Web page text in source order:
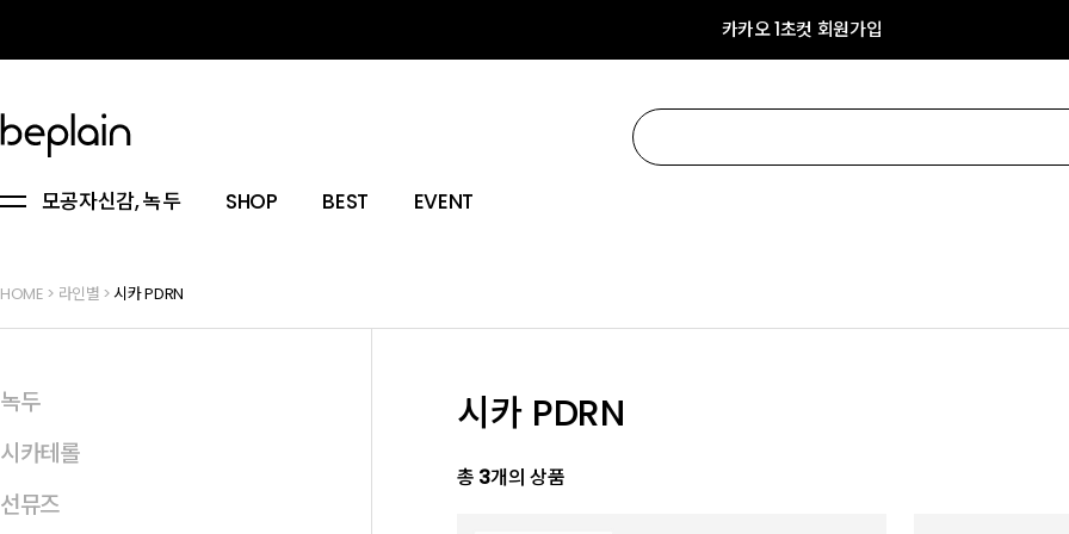
카카오 1초컷 회원가입
모공자신감, 녹두 SHOP BEST EVENT
HOME > 라인별 >시카 PDRN
녹두
시카테롤
선뮤즈
시카 PDRN
총 3개의 상품